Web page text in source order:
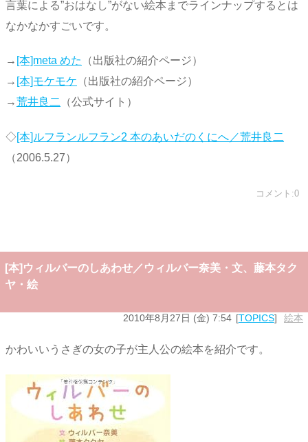
言葉による”おはなし”がない絵本までラインナップするとは
なかなかすごいです。
→ [本]meta めた
（出版社の紹介ページ）
→ [本]モケモケ （出版社の紹介ページ）
→荒井良二 （公式サイト）
◇[本]ルフランルフラン2 本のあいだのくにへ／荒井良二
（2006.5.27）
コメント:0
[本]ウィルバーのしあわせ／ウィルバー奈美・文、藤本タク
ヤ・絵
2010年8月27日 (金) 7:54 TOPICS 絵本
かわいいうさぎの女の子が主人公の絵本を紹介です。